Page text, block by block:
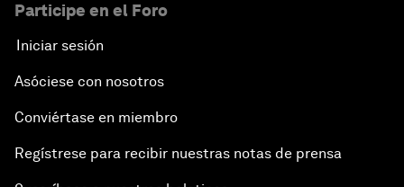
Participe en el Foro
Iniciar sesión
Asóciese con nosotros
Conviértase en miembro
Regístrese para recibir nuestras notas de prensa